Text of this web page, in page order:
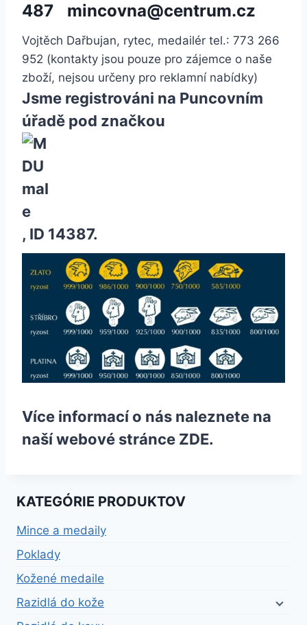
487
mincovna@centrum.cz
Vojtěch Dařbujan, rytec, medailér tel.: 773 266
952 (kontakty jsou pouze pro zájemce o naše
zboží, nejsou určeny pro reklamní nabídky)
Jsme registrováni na Puncovním
úřadě pod značkou
, ID 14387.
Více informací o nás naleznete na
naší webové stránce ZDE.
KATEGÓRIE PRODUKTOV
Mince a medaily
Poklady
Kožené medaile
Razidlá do kože